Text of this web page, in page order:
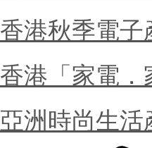
香港秋季電子
香港「家電．
亞洲時尚生活